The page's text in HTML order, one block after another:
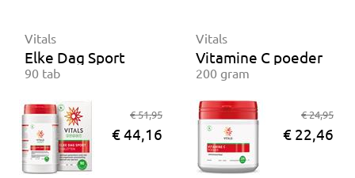
Vitals
Elke Dag Sport
90 tab
€ 51,95
€ 44,16
Vitals
Vitamine C poeder
200 gram
€ 24,95
€ 22,46